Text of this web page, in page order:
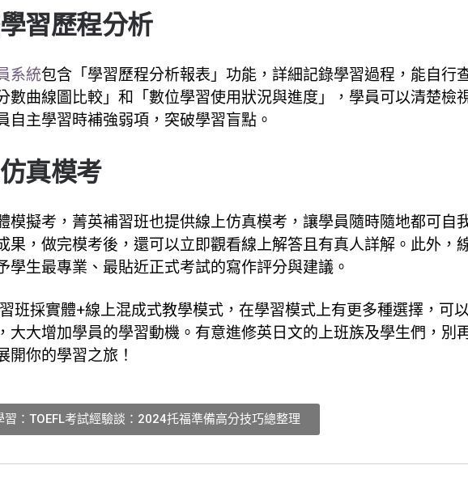
習歷程分析
系統包含「學習歷程分析報表」功能，詳細記錄學習過程，能自行
數曲線圖比較」和「數位學習使用狀況與進度」，學員可以清楚檢
自主學習時補強弱項，突破學習盲點。
真模考
模擬考，菁英補習班也提供線上仿真模考，讓學員隨時隨地都可自
果，做完模考後，還可以立即觀看線上解答且有真人詳解。此外，
學生最專業、最貼近正式考試的寫作評分與建議。
班採實體+線上混成式教學模式，在學習模式上有更多種選擇，可
大大增加學員的學習動機。有意進修英日文的上班族及學生們，別
開你的學習之旅！
習：TOEFL考試經驗談：2024托福準備高分技巧總整理